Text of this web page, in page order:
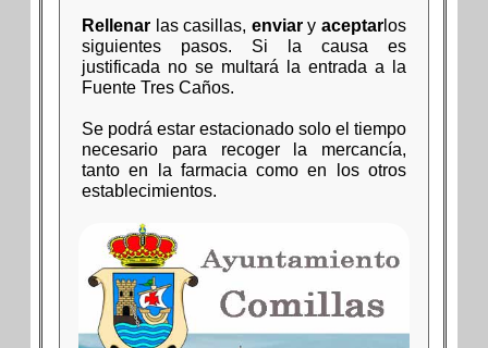
Rellenarlas casillas, enviaryaceptar los
siguientes pasos. Si la causa es
justificada no se multará la entrada a la
Fuente Tres Caños.
Se podrá estar estacionado solo el tiempo
necesario para recoger la mercancía,
tanto en la farmacia como en los otros
establecimientos.